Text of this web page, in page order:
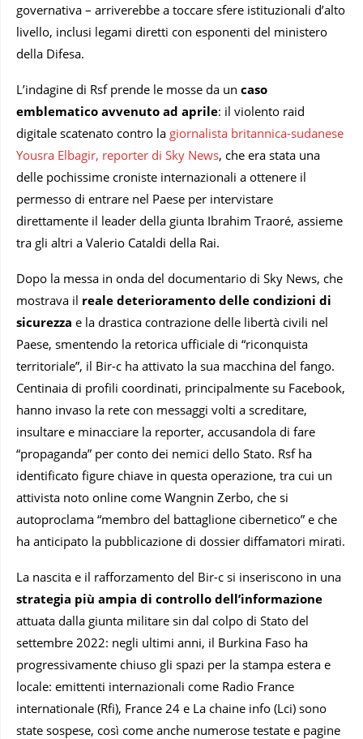
governativa – arriverebbe a toccare sfere istituzionali d’alto
livello, inclusi legami diretti con esponenti del ministero
della Difesa.
L’indagine di Rsf prende le mosse da un caso
emblematico avvenuto ad aprile: il violento raid
digitale scatenato contro la giornalista britannica-sudanese
Yousra Elbagir, reporter di Sky News, che era stata una
delle pochissime croniste internazionali a ottenere il
permesso di entrare nel Paese per intervistare
direttamente il leader della giunta Ibrahim Traoré, assieme
tra gli altri a Valerio Cataldi della Rai.
Dopo la messa in onda del documentario di Sky News, che
mostrava il reale deterioramento delle condizioni di
sicurezza e la drastica contrazione delle libertà civili nel
Paese, smentendo la retorica ufficiale di “riconquista
territoriale”, il Bir-c ha attivato la sua macchina del fango.
Centinaia di profili coordinati, principalmente su Facebook,
hanno invaso la rete con messaggi volti a screditare,
insultare e minacciare la reporter, accusandola di fare
“propaganda” per conto dei nemici dello Stato. Rsf ha
identificato figure chiave in questa operazione, tra cui un
attivista noto online come Wangnin Zerbo, che si
autoproclama “membro del battaglione cibernetico” e che
ha anticipato la pubblicazione di dossier diffamatori mirati.
La nascita e il rafforzamento del Bir-c si inseriscono in una
strategia più ampia di controllo dell’informazione
attuata dalla giunta militare sin dal colpo di Stato del
settembre 2022: negli ultimi anni, il Burkina Faso ha
progressivamente chiuso gli spazi per la stampa estera e
locale: emittenti internazionali come Radio France
internationale (Rfi), France 24 e La chaine info (Lci) sono
state sospese, così come anche numerose testate e pagine